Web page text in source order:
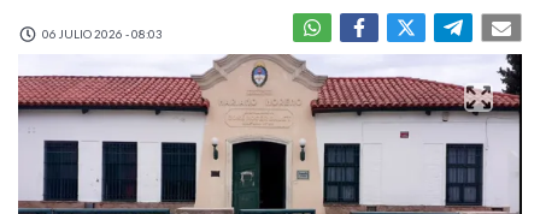
06 JULIO 2026 - 08:03